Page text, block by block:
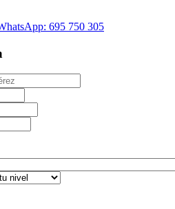
695 750 305